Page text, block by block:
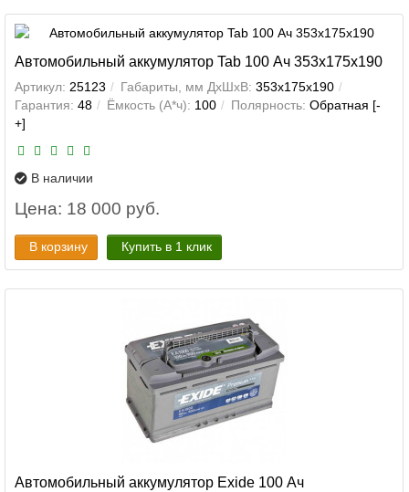
Автомобильный аккумулятор Tab 100 Ач 353x175x190
Артикул: 25123 Габариты, мм ДхШхВ: 353x175x190
Гарантия: 48 Ёмкость (А*ч): 100 Полярность: Обратная [-
+]
В наличии
Цена: 18 000 руб.
В корзину Купить в 1 клик
Автомобильный аккумулятор Exide 100 Ач